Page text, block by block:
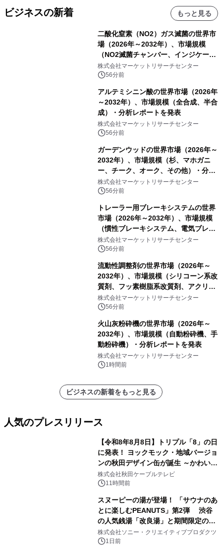
ビジネスの新着 もっと見る
二酸化窒素（NO2）ガス滅菌の世界市
場（2026年～2032年）、市場規模
（NO2滅菌チャンバー、インジケータ
ーおよびモニタリングシステム、その
他）・分析レポートを発表
株式会社マーケットリサーチセンター
56分前
アルテミシニン酸の世界市場（2026年
～2032年）、市場規模（全合成、半合
成）・分析レポートを発表
株式会社マーケットリサーチセンター
56分前
ガーデンウッドの世界市場（2026年～
2032年）、市場規模（杉、マホガニ
ー、チーク、オーク、その他）・分析
レポートを発表
株式会社マーケットリサーチセンター
56分前
トレーラー用ブレーキシステムの世界
市場（2026年～2032年）、市場規模
（慣性ブレーキシステム、電気ブレー
キシステム、その他）・分析レポート
を発表
株式会社マーケットリサーチセンター
56分前
流動性調整剤の世界市場（2026年～
2032年）、市場規模（シリコーン系改
質剤、フッ素樹脂系改質剤、アクリル
系改質剤、ポリウレタン系改質剤、ワ
ックス系改質剤）・分析レポートを発
株式会社マーケットリサーチセンター
56分前
火山灰粉砕機の世界市場（2026年～
2032年）、市場規模（自動粉砕機、手
動粉砕機）・分析レポートを発表
株式会社マーケットリサーチセンター
1時間前
ビジネスの新着をもっと見る
人気のプレスリリース
【令和8年8月8日】トリプル「8」の日
に発表！ ヨックモック・地域バージョ
ンの秋田デザイン缶が誕生 ～かわいい
秋田犬の子犬と秋田の四季と名所を巡
るパッケージ～ 9月1日(火)秋田県内で
株式会社秋田ケーブルテレビ
11時間前
スヌーピーの湯が登場！ 「サウナのあ
とに楽しむPEANUTS」第2弾 渋谷
の人気銭湯「改良湯」と期間限定のコ
ラボレーション サウナイキタイコラ
ボグッズも発売決定！
株式会社ソニー・クリエイティブプロダクツ
1日前